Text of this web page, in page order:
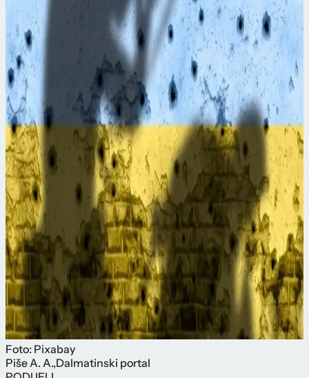
Foto: Pixabay
PišeA. A.,Dalmatinski portal